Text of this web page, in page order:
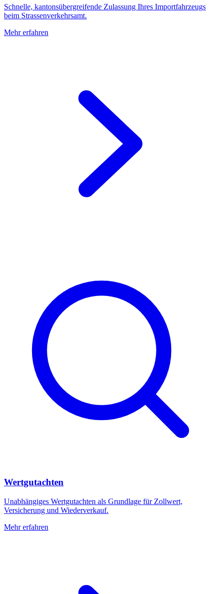
Schnelle, kantonsübergreifende Zulassung Ihres Importfahrzeugs
beim Strassenverkehrsamt.
Mehr erfahren
Wertgutachten
Unabhängiges Wertgutachten als Grundlage für Zollwert,
Versicherung und Wiederverkauf.
Mehr erfahren